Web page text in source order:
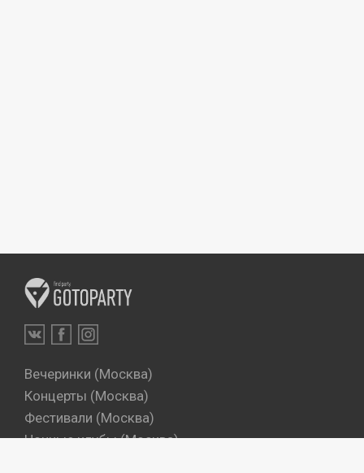
Вечеринки (Москва)
Концерты (Москва)
Фестивали (Москва)
Ночные клубы (Москва)